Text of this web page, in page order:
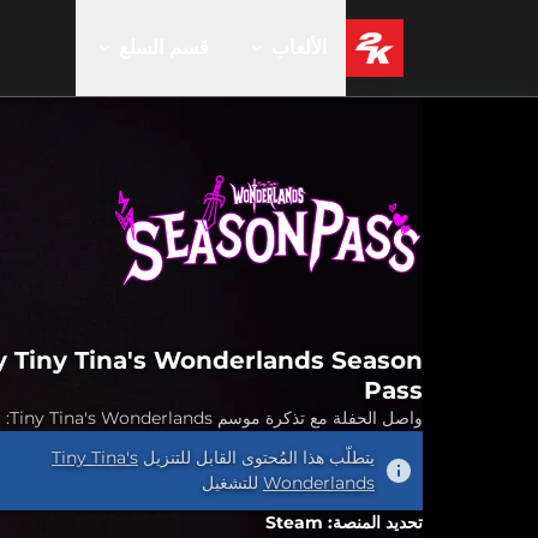
Tiny Tina's Wonderlands Season
Pass
واصل الحفلة مع تذكرة موسم Tiny Tina's Wonderlands:
يتطلّب هذا المُحتوى القابل للتنزيل Tiny Tina's
Wonderlands للتشغيل
تحديد المنصة: Steam